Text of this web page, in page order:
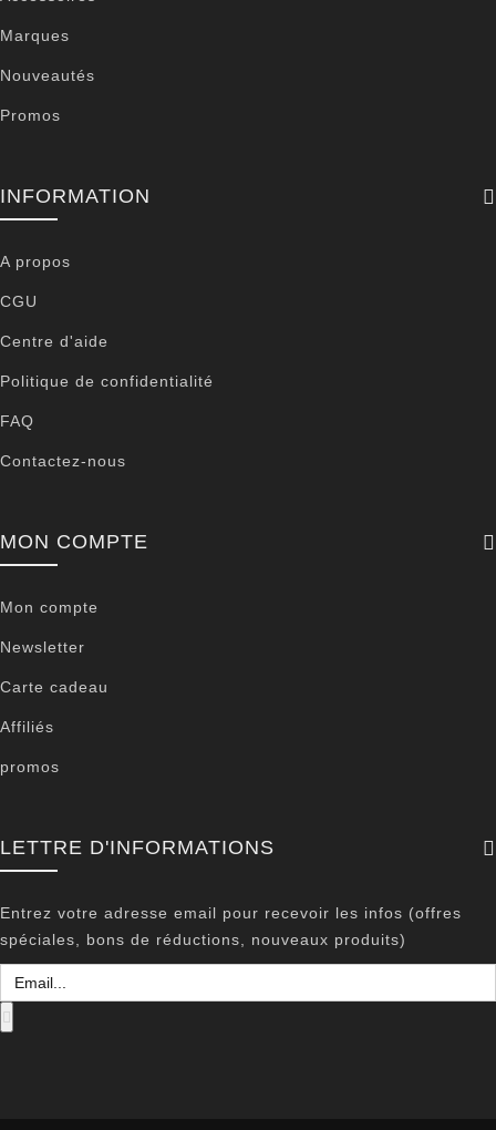
Marques
Nouveautés
Promos
INFORMATION
A propos
CGU
Centre d'aide
Politique de confidentialité
FAQ
Contactez-nous
MON COMPTE
Mon compte
Newsletter
Carte cadeau
Affiliés
promos
LETTRE D'INFORMATIONS
Entrez votre adresse email pour recevoir les infos (offres
spéciales, bons de réductions, nouveaux produits)